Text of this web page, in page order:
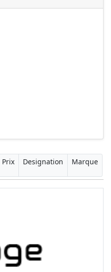
Prix Designation Marque